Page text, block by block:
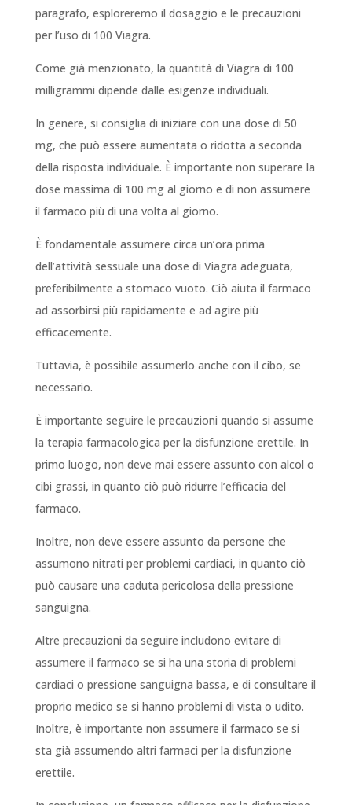
paragrafo, esploreremo il dosaggio e le precauzioni
per l’uso di 100 Viagra.
Come già menzionato, la quantità di Viagra di 100
milligrammi dipende dalle esigenze individuali.
In genere, si consiglia di iniziare con una dose di 50
mg, che può essere aumentata o ridotta a seconda
della risposta individuale. È importante non superare la
dose massima di 100 mg al giorno e di non assumere
il farmaco più di una volta al giorno.
È fondamentale assumere circa un’ora prima
dell’attività sessuale una dose di Viagra adeguata,
preferibilmente a stomaco vuoto. Ciò aiuta il farmaco
ad assorbirsi più rapidamente e ad agire più
efficacemente.
Tuttavia, è possibile assumerlo anche con il cibo, se
necessario.
È importante seguire le precauzioni quando si assume
la terapia farmacologica per la disfunzione erettile. In
primo luogo, non deve mai essere assunto con alcol o
cibi grassi, in quanto ciò può ridurre l’efficacia del
farmaco.
Inoltre, non deve essere assunto da persone che
assumono nitrati per problemi cardiaci, in quanto ciò
può causare una caduta pericolosa della pressione
sanguigna.
Altre precauzioni da seguire includono evitare di
assumere il farmaco se si ha una storia di problemi
cardiaci o pressione sanguigna bassa, e di consultare il
proprio medico se si hanno problemi di vista o udito.
Inoltre, è importante non assumere il farmaco se si
sta già assumendo altri farmaci per la disfunzione
erettile.